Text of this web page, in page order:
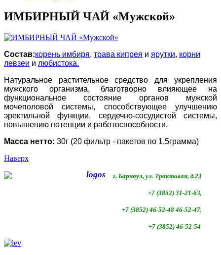
ИМБИРНЫЙ ЧАЙ «Мужской»
Состав:корень имбиря, трава кипрея и ярутки, корни
левзеи и любистока.
Натуральное растительное средство для укрепления
мужского организма, благотворно влияющее на
функциональное состояние органов мужской
мочеполовой системы, способствующее улучшению
эректильной функции, сердечно-сосудистой системы,
повышению потенции и работоспособности.
Масса нетто: 30г (20 фильтр - пакетов по 1,5грамма)
Наверх
г. Барнаул, ул. Трактовая, д.23
+7 (3852) 31-21-63,
+7 (3852) 46-52-48 46-52-47,
+7 (3852) 46-52-54